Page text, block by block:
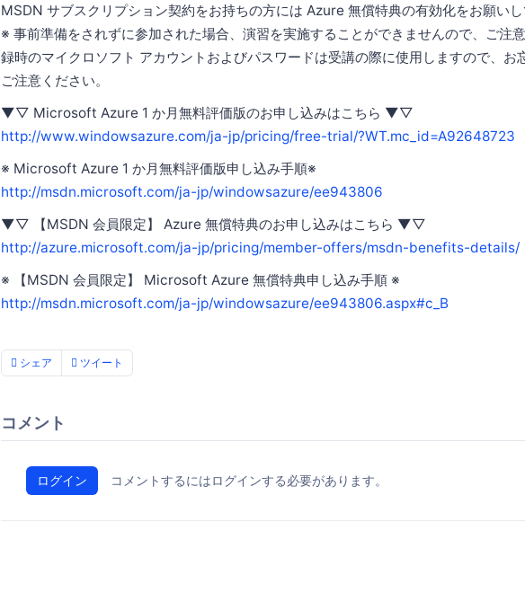
MSDN サブスクリプション契約をお持ちの方には Azure 無償特典の有効化をお願いし
※ 事前準備をされずに参加された場合、演習を実施することができませんので、ご注
録時のマイクロソフト アカウントおよびパスワードは受講の際に使用しますので、お
ご注意ください。
▼▽ Microsoft Azure 1 か月無料評価版のお申し込みはこちら ▼▽
http://www.windowsazure.com/ja-jp/pricing/free-trial/?WT.mc_id=A92648723
※ Microsoft Azure 1 か月無料評価版申し込み手順※
http://msdn.microsoft.com/ja-jp/windowsazure/ee943806
▼▽ 【MSDN 会員限定】 Azure 無償特典のお申し込みはこちら ▼▽
http://azure.microsoft.com/ja-jp/pricing/member-offers/msdn-benefits-details/
※ 【MSDN 会員限定】 Microsoft Azure 無償特典申し込み手順 ※
http://msdn.microsoft.com/ja-jp/windowsazure/ee943806.aspx#c_B
シェア ツイート
コメント
ログイン コメントするにはログインする必要があります。